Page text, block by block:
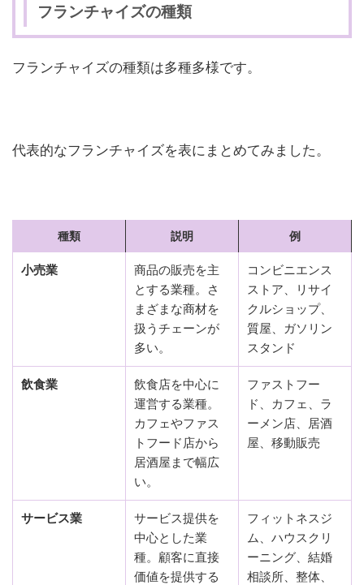
フランチャイズの種類
フランチャイズの種類は多種多様です。
代表的なフランチャイズを表にまとめてみました。
種類 説明 例
小売業
商品の販売を主
とする業種。さ
まざまな商材を
扱うチェーンが
多い。
コンビニエンス
ストア、リサイ
クルショップ、
質屋、ガソリン
スタンド
飲食業
飲食店を中心に
運営する業種。
カフェやファス
トフード店から
居酒屋まで幅広
い。
ファストフー
ド、カフェ、ラ
ーメン店、居酒
屋、移動販売
サービス業
サービス提供を
中心とした業
種。顧客に直接
価値を提供する
フィットネスジ
ム、ハウスクリ
ーニング、結婚
相談所、整体、